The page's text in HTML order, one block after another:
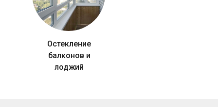
Остекление
балконов и
лоджий